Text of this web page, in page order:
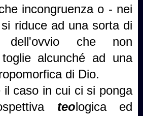
incongruenza o - nei
riduce ad una sorta di
dell'ovvio che non
alcunché ad una
di Dio.
il caso in cui ci si ponga
teologica ed